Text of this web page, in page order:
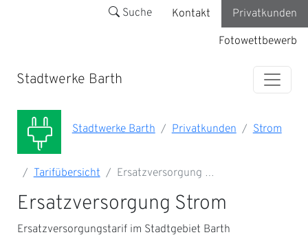
Suche Kontakt
Privatkunden
Fotowettbewerb
Stadtwerke Barth
Stadtwerke Barth Privatkunden Strom
Tarifübersicht Ersatzversorgung …
Ersatzversorgung Strom
Ersatzversorgungstarif im Stadtgebiet Barth